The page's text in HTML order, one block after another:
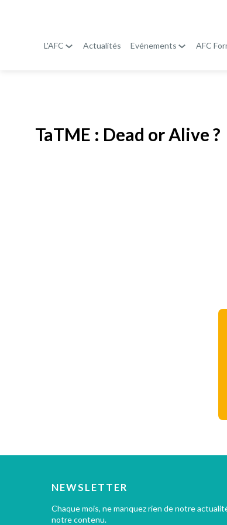
L'AFC Actualités Evénements AFC
TaTME : Dead or Alive ?
NEWSLETTER
Chaque mois, ne manquez rien de notre
notre contenu.